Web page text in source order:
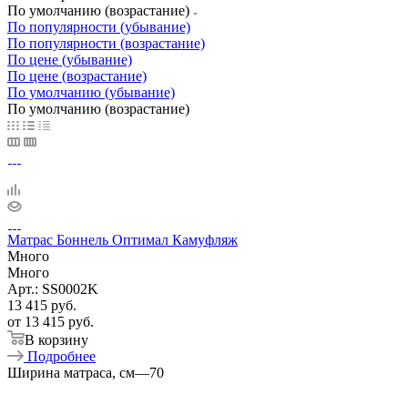
По умолчанию (возрастание)
По популярности (убывание)
По популярности (возрастание)
По цене (убывание)
По цене (возрастание)
По умолчанию (убывание)
По умолчанию (возрастание)
Матрас Боннель Оптимал Камуфляж
Много
Много
Арт.: SS0002K
13 415 руб.
от 13 415 руб.
В корзину
Подробнее
Ширина матраса, см—70